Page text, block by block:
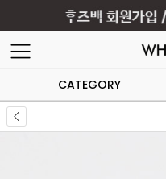
CATEGORY